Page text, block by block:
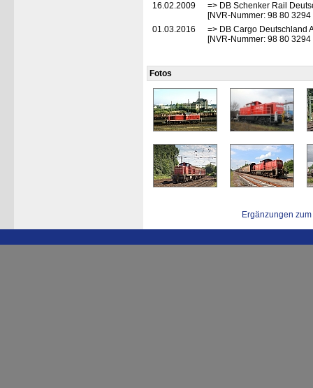
16.02.2009
=> DB Schenker Rail
[NVR-Nummer: 98 80
01.03.2016
=> DB Cargo Deutschland
[NVR-Nummer: 98 80
Fotos
Ergänzungen